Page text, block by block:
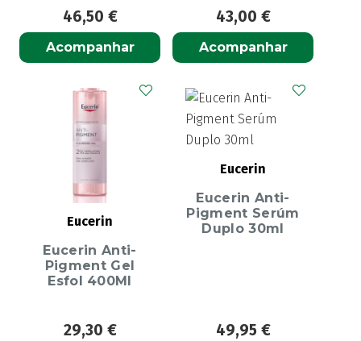
46,50 €
Acompanhar
43,00 €
Acompanhar
Eucerin
Eucerin Anti-
Pigment Gel
Esfol 400Ml
29,30 €
Eucerin
Eucerin Anti-
Pigment Serúm
Duplo 30ml
49,95 €